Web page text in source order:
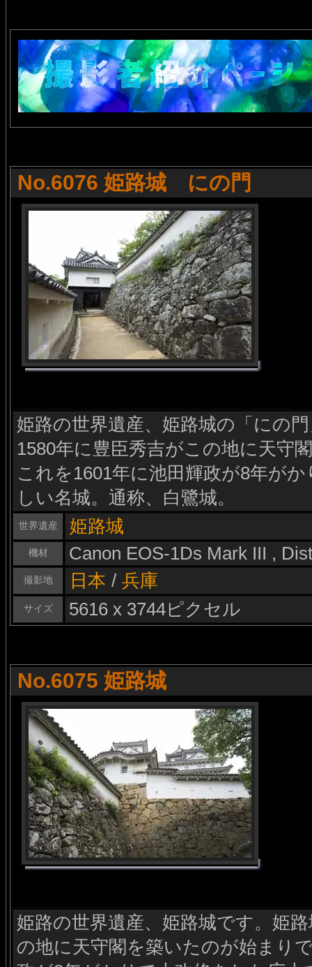
No.6076 姫路城 にの門
姫路の世界遺産、姫路城の「にの
1580年に豊臣秀吉がこの地に天守
これを1601年に池田輝政が8年が
しい名城。通称、白鷺城。
世界遺産 姫路城
機材 Canon EOS-1Ds Mark III ,
撮影地 日本 / 兵庫
サイズ 5616 x 3744ピクセル
No.6075 姫路城
姫路の世界遺産、姫路城です。姫
の地に天守閣を築いたのが始まり